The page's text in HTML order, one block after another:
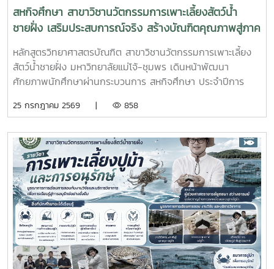
สหกิจศึกษา สาขาวิชานวัตกรรมการเพาะเลี้ยงสัตว์น้ำ
ชายฝั่ง เสริมประสบการณ์จริง สร้างบัณฑิตคุณภาพสู่ภาค
อุตสาหกรรมการผลิตสัตว์น้ำ
หลักสูตรวิทยาศาสตรบัณฑิต สาขาวิชานวัตกรรมการเพาะเลี้ยง
สัตว์น้ำชายฝั่ง มหาวิทยาลัยแม่โจ้-ชุมพร เดินหน้าพัฒนา
ศักยภาพนักศึกษาผ่านกระบวนการ สหกิจศึกษา ประจำปีการ
การและหน่วยงานภาคีเครือข่ายเป็นระยะเวลา 4 เดือน เพื่อให้
ความรู้จากห้องเรียนไปประยุกต์ใช้ในการทำงานจริงทั้งนี้ สหกิจ
ศึกษาเป็นส่วนสำคัญของการจัดการเรียนการสอน ที่มุ่งเน้นการ
ผลิตบัณฑิตให้มีความพร้อมทั้งด้านวิชาการและวิชาชีพ นักศึกษา
จะได้ฝึกทักษะการทำงานในสภาพแวดล้อมจริง เรียนรู้การแก้ไข
ปัญหาเฉพาะหน้า อดทน สู้งาน ซื่อสัตย์ มีสัมมาคารวะ ทำงาน
ร่วมกับผู้อื่นได้ และการปรับตัวให้เข้ากับองค์กร ตลอดจนพัฒนา
ทักษะวิชาชีพด้านการเพาะเลี้ยงสัตว์น้ำชายฝั่ง ให้สอดคล้องกับ
ความต้องการของภาคอุตสาหกรรมการผลิตสัตว์น้ำและอื่นๆที่
เกี่ยวข้อง
25 กรกฎาคม 2569 | 858